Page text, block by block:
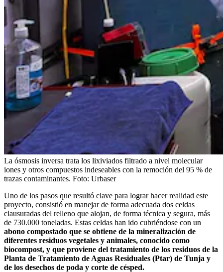
La ósmosis inversa trata los lixiviados filtrado a nivel molecular
iones y otros compuestos indeseables con la remoción del 95 % de
trazas contaminantes. Foto: Urbaser
Uno de los pasos que resultó clave para lograr hacer realidad este
proyecto, consistió en manejar de forma adecuada dos celdas
clausuradas del relleno que alojan, de forma técnica y segura, más
de 730.000 toneladas. Estas celdas han ido cubriéndose con un
abono compostado que se obtiene de la mineralización de
diferentes residuos vegetales y animales, conocido como
biocompost, y que proviene del tratamiento de los residuos de la
Planta de Tratamiento de Aguas Residuales (Ptar) de Tunja y
de los desechos de poda y corte de césped.